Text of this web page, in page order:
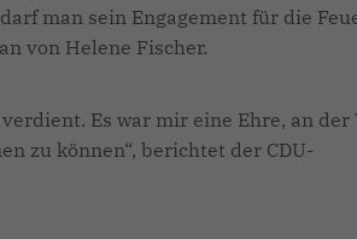
man sein Engagement für die
von Helene Fischer.
Es war mir eine Ehre, an
zu können“, berichtet der CDU-